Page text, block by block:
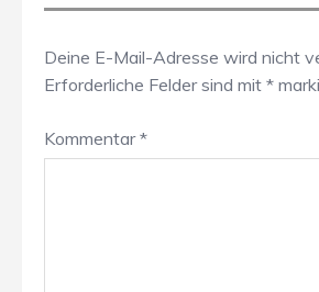
Deine E-Mail-Adresse wird nicht
Erforderliche Felder sind mit *
Kommentar*